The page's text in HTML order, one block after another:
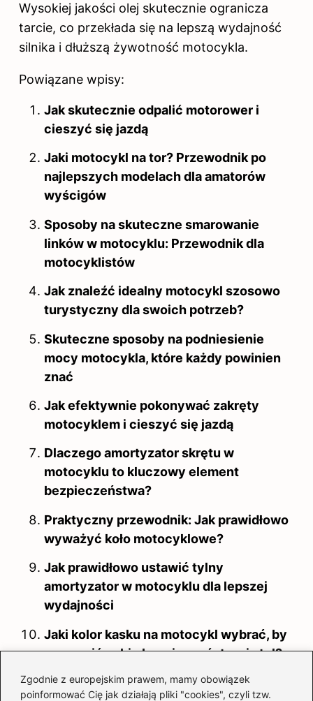
Zgodnie z europejskim prawem, mamy obowiązek
poinformować Cię jak działają pliki "cookies", czyli tzw.
Wysokiej jakości olej skutecznie ogranicza
tarcie, co przekłada się na lepszą wydajność
silnika i dłuższą żywotność motocykla.
Powiązane wpisy:
Jak skutecznie odpalić motorower i
cieszyć się jazdą
Jaki motocykl na tor? Przewodnik po
najlepszych modelach dla amatorów
wyścigów
Sposoby na skuteczne smarowanie
linków w motocyklu: Przewodnik dla
motocyklistów
Jak znaleźć idealny motocykl szosowo
turystyczny dla swoich potrzeb?
Skuteczne sposoby na podniesienie
mocy motocykla, które każdy powinien
znać
Jak efektywnie pokonywać zakręty
motocyklem i cieszyć się jazdą
Dlaczego amortyzator skrętu w
motocyklu to kluczowy element
bezpieczeństwa?
Praktyczny przewodnik: Jak prawidłowo
wyważyć koło motocyklowe?
Jak prawidłowo ustawić tylny
amortyzator w motocyklu dla lepszej
wydajności
Jaki kolor kasku na motocykl wybrać, by
zapewnić sobie bezpieczeństwo i styl?